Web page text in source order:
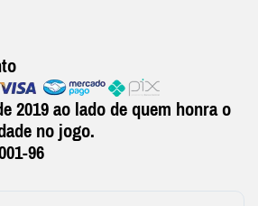
2019 ao lado de quem honra o
no jogo.
96